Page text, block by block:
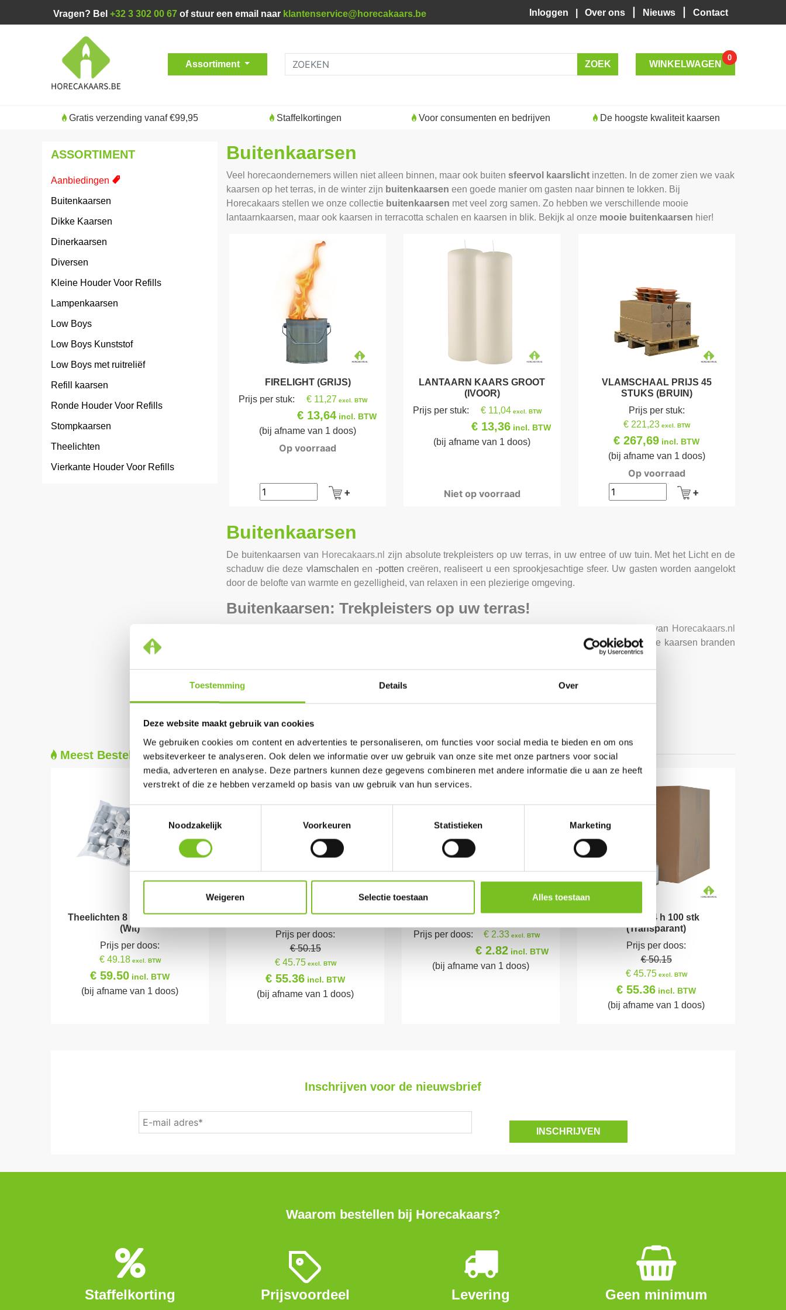
Toestemming Details Over
Deze website maakt gebruik van cookies
We gebruiken cookies om content en advertenties te personaliseren, om functies voor social media te bieden en om ons
websiteverkeer te analyseren. Ook delen we informatie over uw gebruik van onze site met onze partners voor social
media, adverteren en analyse. Deze partners kunnen deze gegevens combineren met andere informatie die u aan ze heeft
verstrekt of die ze hebben verzameld op basis van uw gebruik van hun services.
Toestemmingsselectie
Noodzakelijk
Voorkeuren Statistieken Marketing
Weigeren Selectie toestaan Alles toestaan
Vragen? Bel +32 3 302 00 67 of stuur een email naar klantenservice@horecakaars.be Inloggen Over ons Nieuws Contact
Assortiment WINKELWAGEN
0
Gratis verzending vanaf €99,95 Staffelkortingen Voor consumenten en bedrijven De hoogste kwaliteit kaarsen
ASSORTIMENT
Aanbiedingen
Buitenkaarsen
Dikke Kaarsen
Dinerkaarsen
Diversen
Kleine Houder Voor Refills
Lampenkaarsen
Low Boys
Low Boys Kunststof
Low Boys met ruitreliëf
Refill kaarsen
Ronde Houder Voor Refills
Stompkaarsen
Theelichten
Vierkante Houder Voor Refills
Buitenkaarsen
Veel horecaondernemers willen niet alleen binnen, maar ook buiten sfeervol kaarslicht inzetten. In de zomer zien we vaak
kaarsen op het terras, in de winter zijn buitenkaarsen een goede manier om gasten naar binnen te lokken. Bij
Horecakaars stellen we onze collectie buitenkaarsen met veel zorg samen. Zo hebben we verschillende mooie
lantaarnkaarsen, maar ook kaarsen in terracotta schalen en kaarsen in blik. Bekijk al onze mooie buitenkaarsen hier!
FIRELIGHT (GRIJS)
Prijs per stuk:
€ 11,27 excl. BTW
€ 13,64 incl. BTW
(bij afname van 1 doos)
Op voorraad
LANTAARN KAARS GROOT
(IVOOR)
Prijs per stuk:
€ 11,04 excl. BTW
€ 13,36 incl. BTW
(bij afname van 1 doos)
Niet op voorraad
VLAMSCHAAL PRIJS 45
STUKS (BRUIN)
Prijs per stuk:
€ 221,23excl. BTW
€ 267,69 incl. BTW
(bij afname van 1 doos)
Op voorraad
Buitenkaarsen
De buitenkaarsen van Horecakaars.nl
zijn absolute trekpleisters op uw terras, in uw entree of uw tuin. Met het Licht en de
schaduw die deze vlamschalen en-potten creëren, realiseert u een sprookjesachtige sfeer. Uw gasten worden aangelokt
door de belofte van warmte en gezelligheid, van relaxen in een plezierige omgeving.
Buitenkaarsen: Trekpleisters op uw terras!
Of het nu een zwoele zomeravond is of een ijskoude avond middenin de winter: de buitenkaarsen van Horecakaars.nl
staan uitnodigend, dus bij u is het goed toeven. En u hoeft uw gasten niet nodeloos te storen, want de kaarsen branden
Buitenkaarsen van Horecakaars
Horecakaarskan buitenkaarsendirectuit voorraad leveren.
Meest Besteld
Theelichten 8 uur (8 x 50 st.)
(Wit)
Prijs per doos:
€ 49.18excl. BTW
€ 59.50 incl. BTW
(bij afname van 1 doos)
*Refills 24 h 100 stk (Rood)
Prijs per doos:
€ 50.15
€ 45.75excl. BTW
€ 55.36 incl. BTW
(bij afname van 1 doos)
Stompkaars 13x7 (ivoor)
Prijs per doos:
€ 2.33 excl. BTW
€ 2.82incl. BTW
(bij afname van 1 doos)
*Refills 24 h 100 stk
(Transparant)
Prijs per doos:
€ 50.15
€ 45.75excl. BTW
€ 55.36 incl. BTW
(bij afname van 1 doos)
Inschrijven voor de nieuwsbrief
Waarom bestellen bij Horecakaars?
Staffelkorting Prijsvoordeel Levering Geen minimum